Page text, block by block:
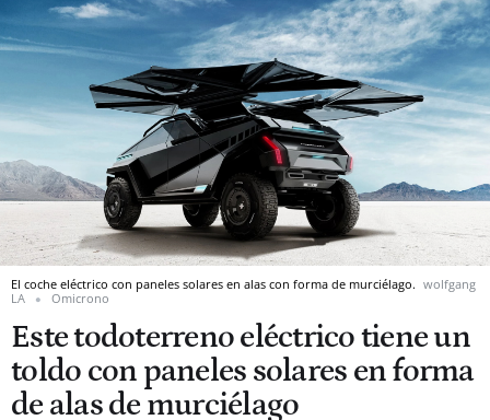
El coche eléctrico con paneles solares en alas con forma de murciélago. wolfgang
LA
Omicrono
Este todoterreno eléctrico tiene un
toldo con paneles solares en forma
de alas de murciélago